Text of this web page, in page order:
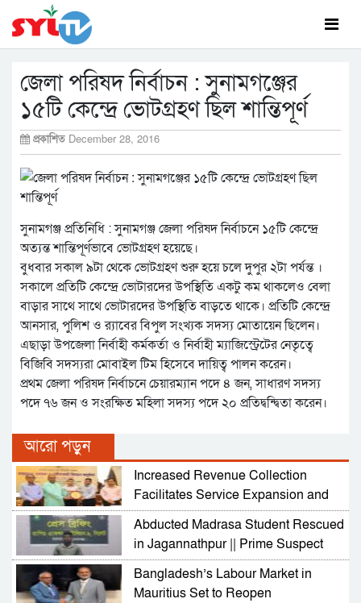
জেলা পরিষদ নির্বাচন : সুনামগঞ্জের
১৫টি কেন্দ্রে ভোটগ্রহণ ছিল শান্তিপূর্ণ
প্রকাশিত December 28, 2016
সুনামগঞ্জ প্রতিনিধি : সুনামগঞ্জ জেলা পরিষদ নির্বাচনে ১৫টি কেন্দ্রে
অত্যন্ত শান্তিপূর্ণভাবে ভোটগ্রহণ হয়েছে।
বুধবার সকাল ৯টা থেকে ভোটগ্রহণ শুরু হয়ে চলে দুপুর ২টা পর্যন্ত ।
সকালে প্রতিটি কেন্দ্রে ভোটারদের উপস্থিতি একটু কম থাকলেও বেলা
বাড়ার সাথে সাথে ভোটারদের উপস্থিতি বাড়তে থাকে। প্রতিটি কেন্দ্রে
আনসার, পুলিশ ও র‌্যাবের বিপুল সংখ্যক সদস্য মোতায়েন ছিলেন।
এছাড়া উপজেলা নির্বাহী কর্মকর্তা ও নির্বাহী ম্যাজিস্ট্রেটের নেতৃত্বে
বিজিবি সদস্যরা মোবাইল টিম হিসেবে দায়িত্ব পালন করেন।
প্রথম জেলা পরিষদ নির্বাচনে চেয়ারম্যান পদে ৪ জন, সাধারণ সদস্য
পদে ৭৬ জন ও সংরক্ষিত মহিলা সদস্য পদে ২০ প্রতিদ্বন্দ্বিতা করেন।
আরো পড়ুন
Increased Revenue Collection
Facilitates Service Expansion and
Development
Abducted Madrasa Student Rescued
in Jagannathpur || Prime Suspect
Arrested
Bangladesh’s Labour Market in
Mauritius Set to Reopen